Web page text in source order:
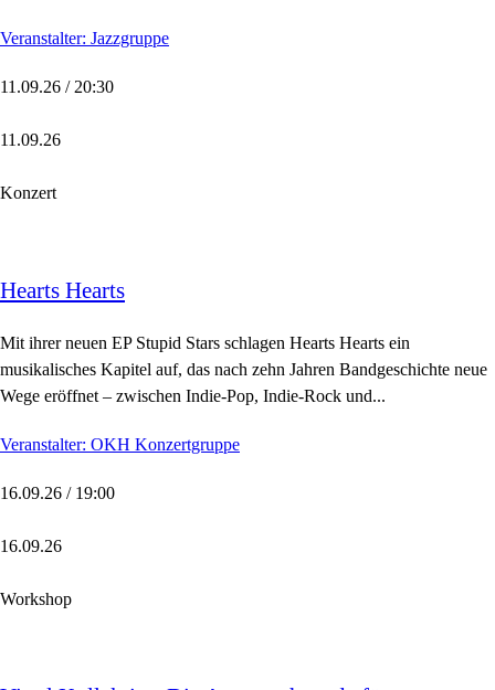
Veranstalter: Jazzgruppe
11.09.26 / 20:30
11.09.26
Konzert
Hearts Hearts
Mit ihrer neuen EP Stupid Stars schlagen Hearts Hearts ein
musikalisches Kapitel auf, das nach zehn Jahren Bandgeschichte neue
Wege eröffnet – zwischen Indie-Pop, Indie-Rock und...
Veranstalter: OKH Konzertgruppe
16.09.26 / 19:00
16.09.26
Workshop